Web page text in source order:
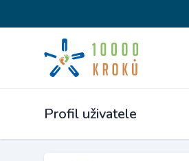
Profil uživatele